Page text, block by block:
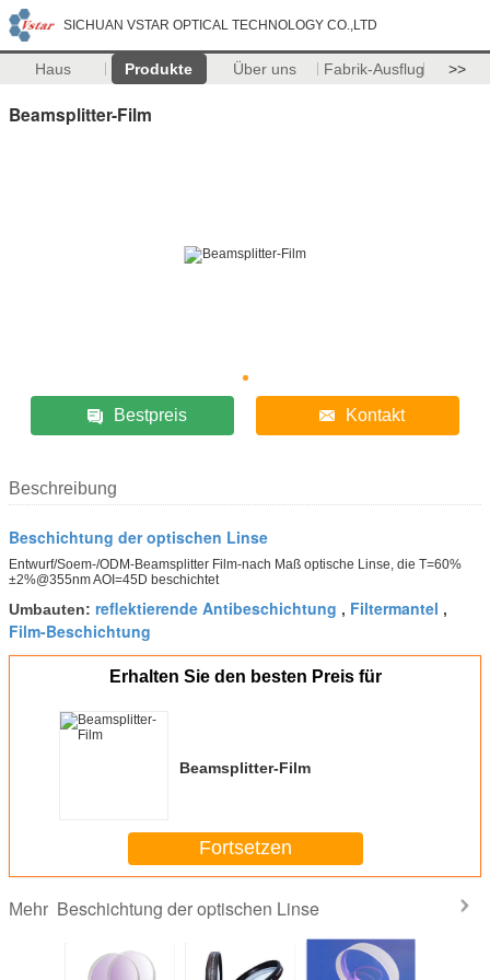
SICHUAN VSTAR OPTICAL TECHNOLOGY CO.,LTD
Haus Produkte Über uns Fabrik-Ausflug >>
Beamsplitter-Film
Bestpreis Kontakt
Beschreibung
Beschichtung der optischen Linse
Entwurf/Soem-/ODM-Beamsplitter Film-nach Maß optische Linse, die T=60%
±2%@355nm AOI=45D beschichtet
Umbauten: reflektierende Antibeschichtung , Filtermantel ,
Film-Beschichtung
Erhalten Sie den besten Preis für
Beamsplitter-Film
Fortsetzen
Mehr Beschichtung der optischen Linse